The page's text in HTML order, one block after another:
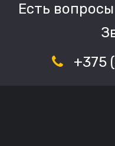
Есть
+375